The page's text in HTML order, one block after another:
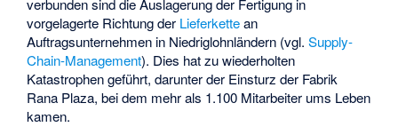
verbunden sind die Auslagerung der Fertigung in
vorgelagerte Richtung der Lieferkettean
Auftragsunternehmen in Niedriglohnländern (vgl.Supply-
Chain-Management). Dies hat zu wiederholten
Katastrophen geführt, darunter der Einsturz der Fabrik
Rana Plaza, bei dem mehr als 1.100 Mitarbeiter ums Leben
kamen.